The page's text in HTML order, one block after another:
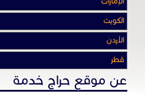
عن موقع حراج خدمة